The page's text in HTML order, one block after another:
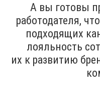
А вы готовы
работодателя,
подходящих
лояльность
их к развитию